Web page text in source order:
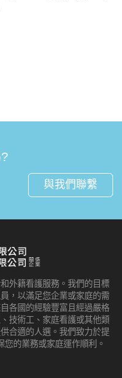
與我們聯繫
外籍看護服務。我們的目標
，以滿足您企業或家庭的需
各國的經驗豐富且經過嚴格
技術工、家庭看護或其他類
合適的人選。我們致力於提
的業務或家庭運作順利。